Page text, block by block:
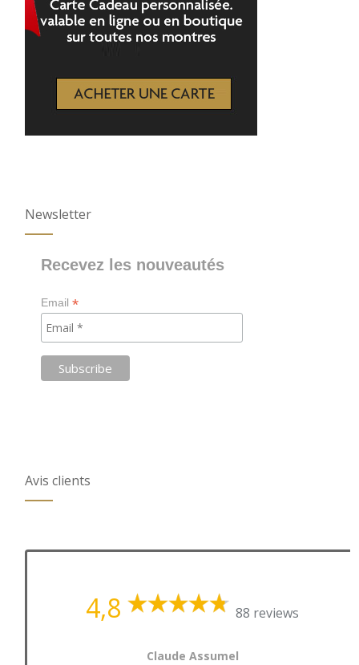
Newsletter
Recevez les nouveautés
Email*
Avis clients
4,8 88 reviews
Claude Assumel